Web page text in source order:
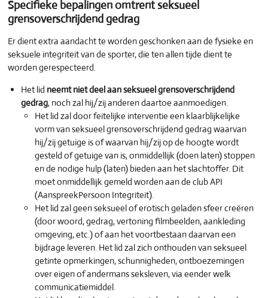
Specifieke bepalingen omtrent seksueel
grensoverschrijdend gedrag
Er dient extra aandacht te worden geschonken aan de fysieke en
seksuele integriteit van de sporter, die ten allen tijde dient te
worden gerespecteerd.
Het lid neemt niet deel aan seksueel grensoverschrijdend
gedrag, noch zal hij/zij anderen daartoe aanmoedigen.
Het lid zal door feitelijke interventie een klaarblijkelijke
vorm van seksueel grensoverschrijdend gedrag waarvan
hij/zij getuige is of waarvan hij/zij op de hoogte wordt
gesteld of getuige van is, onmiddellijk (doen laten) stoppen
en de nodige hulp (laten) bieden aan het slachtoffer. Dit
moet onmiddellijk gemeld worden aan de club API
(AanspreekPersoon Integriteit).
Het lid zal geen seksueel of erotisch geladen sfeer creëren
(door woord, gedrag, vertoning filmbeelden, aankleding
omgeving, etc.) of aan het voortbestaan daarvan een
bijdrage leveren. Het lid zal zich onthouden van seksueel
getinte opmerkingen, schunnigheden, ontboezemingen
over eigen of andermans seksleven, via eender welk
communicatiemiddel.